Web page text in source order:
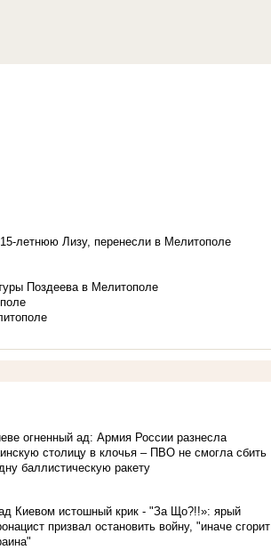
летнюю Лизу, перенесли в Мелитополе
Поздеева в Мелитополе
огненный ад: Армия России разнесла
столицу в клочья – ПВО не смогла сбить
баллистическую ракету
Киевом истошный крик - "За Що?!!»: ярый
призвал остановить войну, "иначе сгорит